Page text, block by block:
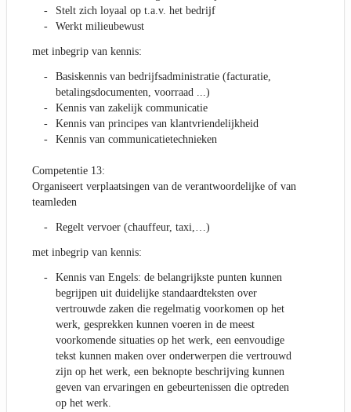
Stelt zich loyaal op t.a.v. het bedrijf
Werkt milieubewust
met inbegrip van kennis:
Basiskennis van bedrijfsadministratie (facturatie,
betalingsdocumenten, voorraad ...)
Kennis van zakelijk communicatie
Kennis van principes van klantvriendelijkheid
Kennis van communicatietechnieken
Competentie 13:
Organiseert verplaatsingen van de verantwoordelijke of van
teamleden
Regelt vervoer (chauffeur, taxi,…)
met inbegrip van kennis:
Kennis van Engels: de belangrijkste punten kunnen
begrijpen uit duidelijke standaardteksten over
vertrouwde zaken die regelmatig voorkomen op het
werk, gesprekken kunnen voeren in de meest
voorkomende situaties op het werk, een eenvoudige
tekst kunnen maken over onderwerpen die vertrouwd
zijn op het werk, een beknopte beschrijving kunnen
geven van ervaringen en gebeurtenissen die optreden
op het werk.